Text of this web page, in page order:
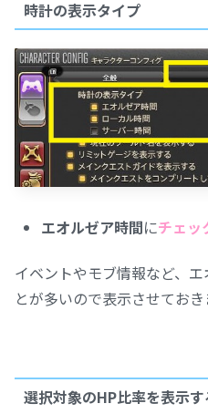
時計の表示タイプ
エオルゼア時間にチェッ
イベントやモブ情報など、
とが多いので表示させておき
選択対象のHP比率を表示す